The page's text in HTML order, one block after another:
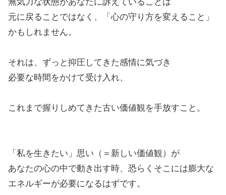
元に戻ることではなく、「心の守り方を変えること」
かもしれません。
それは、ずっと抑圧してきた感情に気づき
必要な時間をかけて受け入れ、
これまで握りしめてきた古い価値観を手放すこと。
「私を生きたい」思い（＝新しい価値観）が
あなたの心の中で動き出す時、恐らくそこには膨大な
エネルギーが必要になるはずです。